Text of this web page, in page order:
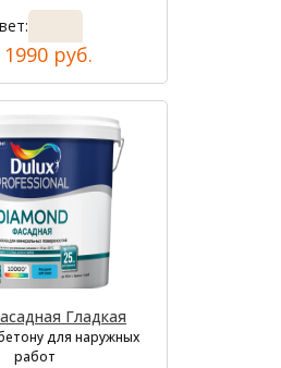
руб.
Гладкая
для наружных
работ